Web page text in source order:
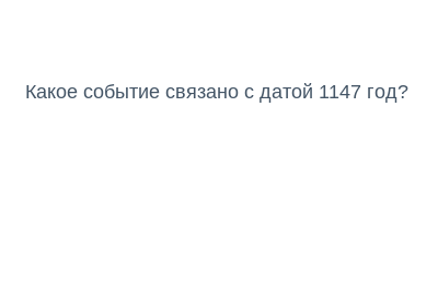
Какое событие связано с датой 1147 год?